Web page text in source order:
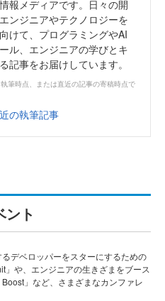
報メディアです。日々の開
ンジニアやテクノロジーを
けて、プログラミングやAI
ル、エンジニアの学びとキ
記事をお届けしています。
筆時点、または直近の記事の寄稿時点で
の執筆記事
ント
デベロッパーをスターにするための
や、エンジニアの生きざまをブース
」など、さまざまなカンファレ